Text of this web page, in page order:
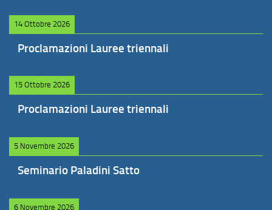
14 Ottobre 2026
Proclamazioni Lauree triennali
15 Ottobre 2026
Proclamazioni Lauree triennali
5 Novembre 2026
Seminario Paladini Satto
6 Novembre 2026